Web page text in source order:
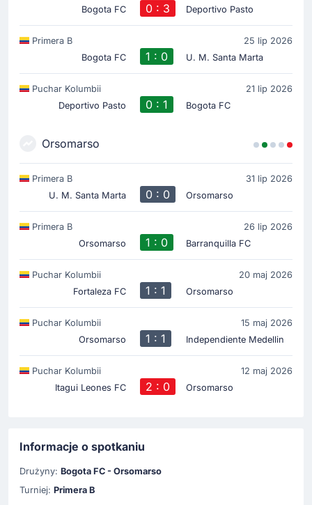
Bogota FC
0 : 3 Deportivo Pasto
Primera B
25 lip 2026
Bogota FC
1 : 0 U. M. Santa Marta
Puchar Kolumbii
21 lip 2026
Deportivo Pasto
0 : 1 Bogota FC
Orsomarso
Primera B
31 lip 2026
U. M. Santa Marta
0 : 0 Orsomarso
Primera B
26 lip 2026
Orsomarso
1 : 0 Barranquilla FC
Puchar Kolumbii
20 maj 2026
Fortaleza FC
1 : 1 Orsomarso
Puchar Kolumbii
15 maj 2026
Orsomarso
1 : 1 Independiente Medellin
Puchar Kolumbii
12 maj 2026
Itagui Leones FC
2 : 0 Orsomarso
Informacje o spotkaniu
Drużyny: Bogota FC - Orsomarso
Turniej: Primera B